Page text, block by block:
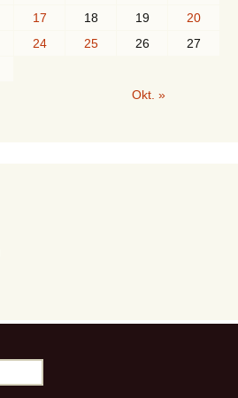
17 18 19
20
24 25 26
27
Okt. »